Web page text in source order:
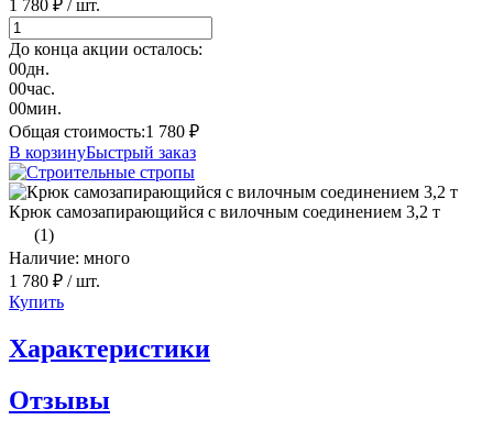
1 780 ₽ / шт.
До конца акции осталось:
00дн.
00час.
00мин.
Общая стоимость:1 780 ₽
В корзинуБыстрый заказ
Крюк самозапирающийся с вилочным соединением 3,2 т
(1)
Наличие: много
1 780 ₽ / шт.
Купить
Характеристики
Отзывы